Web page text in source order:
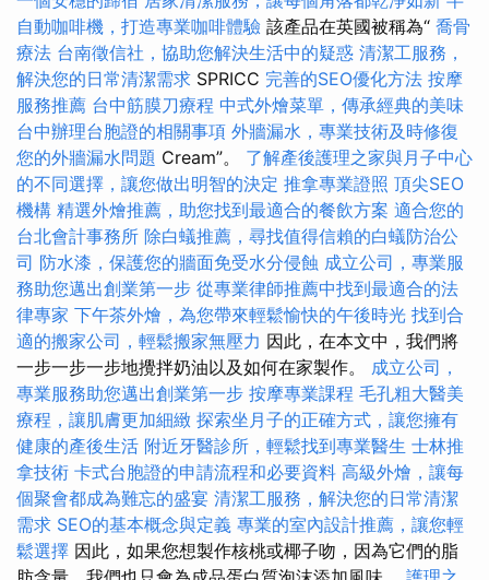
自動咖啡機，打造專業咖啡體驗 該產品在英國被稱為“ 喬骨
療法 台南徵信社，協助您解決生活中的疑惑 清潔工服務，
解決您的日常清潔需求 SPRICC 完善的SEO優化方法 按摩
服務推薦 台中筋膜刀療程 中式外燴菜單，傳承經典的美味
台中辦理台胞證的相關事項 外牆漏水，專業技術及時修復
您的外牆漏水問題 Cream”。 了解產後護理之家與月子中心
的不同選擇，讓您做出明智的決定 推拿專業證照 頂尖SEO
機構 精選外燴推薦，助您找到最適合的餐飲方案 適合您的
台北會計事務所 除白蟻推薦，尋找值得信賴的白蟻防治公
司 防水漆，保護您的牆面免受水分侵蝕 成立公司，專業服
務助您邁出創業第一步 從專業律師推薦中找到最適合的法
律專家 下午茶外燴，為您帶來輕鬆愉快的午後時光 找到合
適的搬家公司，輕鬆搬家無壓力 因此，在本文中，我們將
一步一步一步地攪拌奶油以及如何在家製作。 成立公司，
專業服務助您邁出創業第一步 按摩專業課程 毛孔粗大醫美
療程，讓肌膚更加細緻 探索坐月子的正確方式，讓您擁有
健康的產後生活 附近牙醫診所，輕鬆找到專業醫生 士林推
拿技術 卡式台胞證的申請流程和必要資料 高級外燴，讓每
個聚會都成為難忘的盛宴 清潔工服務，解決您的日常清潔
需求 SEO的基本概念與定義 專業的室內設計推薦，讓您輕
鬆選擇 因此，如果您想製作核桃或椰子吻，因為它們的脂